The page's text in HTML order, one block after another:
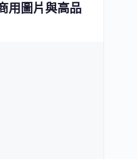
用圖片與高品